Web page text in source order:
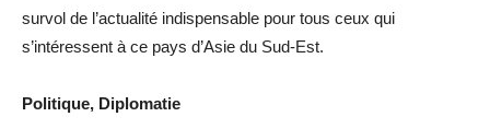
survol de l’actualité indispensable pour tous ceux qui
s’intéressent à ce pays d’Asie du Sud-Est.
Politique, Diplomatie